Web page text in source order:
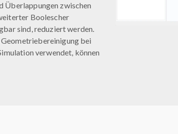
Überlappungen zwischen
Boolescher
sind, reduziert werden.
bei
verwendet, können